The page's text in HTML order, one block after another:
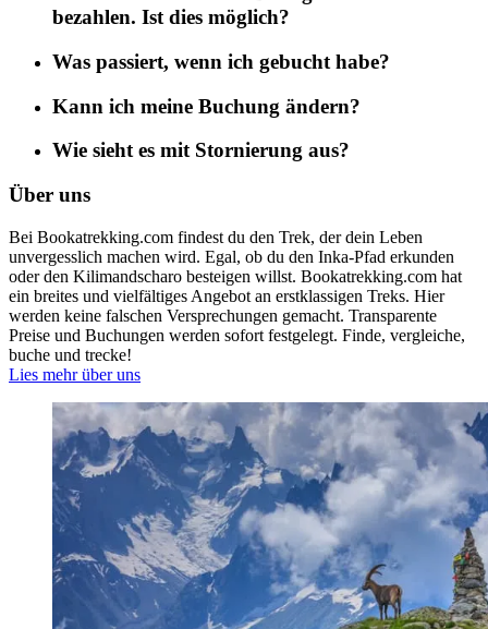
bezahlen. Ist dies möglich?
Was passiert, wenn ich gebucht habe?
Kann ich meine Buchung ändern?
Wie sieht es mit Stornierung aus?
Über uns
Bei Bookatrekking.com findest du den Trek, der dein Leben
unvergesslich machen wird. Egal, ob du den Inka-Pfad erkunden
oder den Kilimandscharo besteigen willst. Bookatrekking.com hat
ein breites und vielfältiges Angebot an erstklassigen Treks. Hier
werden keine falschen Versprechungen gemacht. Transparente
Preise und Buchungen werden sofort festgelegt. Finde, vergleiche,
buche und trecke!
Lies mehr über uns